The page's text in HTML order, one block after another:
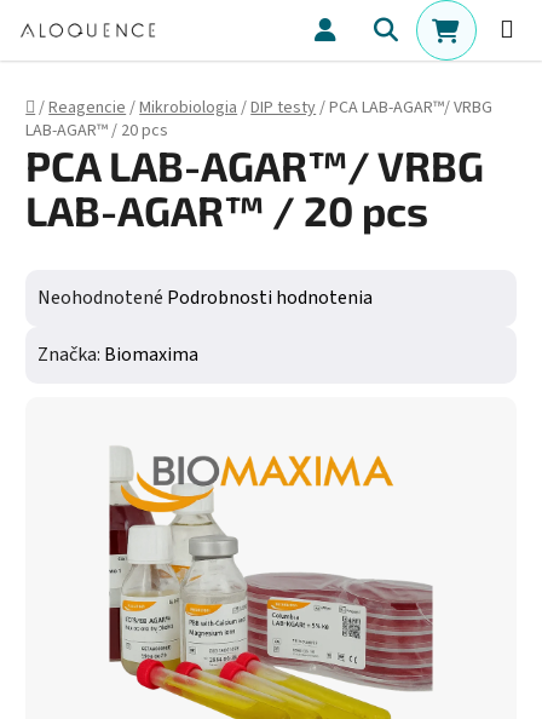
Hľadať
Domov
/Reagencie/Mikrobiologia/DIP testy/PCA LAB-AGAR™/ VRBG
LAB-AGAR™ / 20 pcs
PCA LAB-AGAR™/ VRBG
LAB-AGAR™ / 20 pcs
Priemerné hodnotenie produktu je 0,0 z 5 hviezdičiek.
Neohodnotené Podrobnosti hodnotenia
Značka: Biomaxima